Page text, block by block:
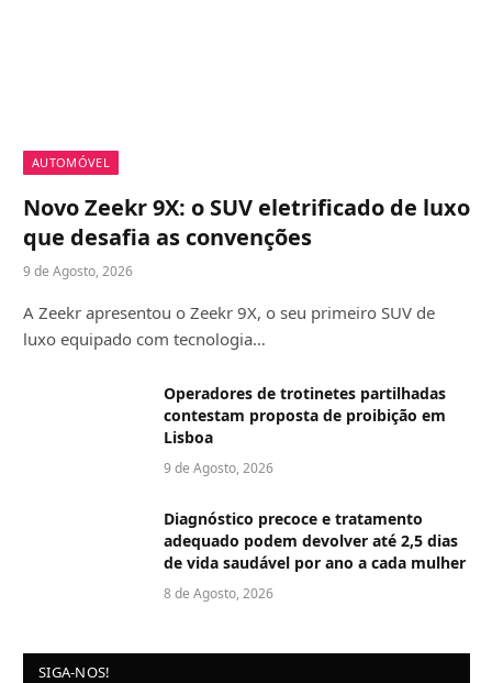
AUTOMÓVEL
Novo Zeekr 9X: o SUV eletrificado de luxo
que desafia as convenções
9 de Agosto, 2026
A Zeekr apresentou o Zeekr 9X, o seu primeiro SUV de
luxo equipado com tecnologia…
Operadores de trotinetes partilhadas
contestam proposta de proibição em
Lisboa
9 de Agosto, 2026
Diagnóstico precoce e tratamento
adequado podem devolver até 2,5 dias
de vida saudável por ano a cada mulher
8 de Agosto, 2026
SIGA-NOS!